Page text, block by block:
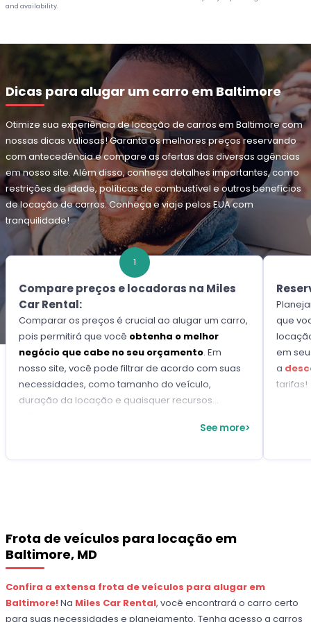
and availability.
Dicas para alugar um carro em Baltimore
Otimize sua experiência de locação de carros em Baltimore com
nossas dicas valiosas! Garanta os melhores preços reservando
com antecedência e compare as ofertas das diversas agências
em nosso site. Além disso, conheça detalhes importantes, como
restrições de idade, políticas de combustível e outros benefícios
de locação de carros. Conheça e viaje pelos EUA com
tranquilidade!
1
Compare preços e locadoras na Miles
Car Rental:
Comparar os preços é crucial ao alugar um carro,
pois permitirá que você obtenha o melhor
negócio que cabe no seu orçamento. Em
nosso site, você pode filtrar de acordo com suas
necessidades, como tamanho do veículo,
duração da locação e quaisquer recursos
See more>
que
em
a
tarifas!
Frota de veículos para locação em
Baltimore, MD
Confira a extensa frota de veículos para alugar em
Baltimore!Na Miles Car Rental, você encontrará o carro certo
para suas necessidades e planejamento. Tenha acesso a carros